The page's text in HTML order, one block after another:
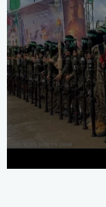
seconds
of
27
minutes,
48
seconds